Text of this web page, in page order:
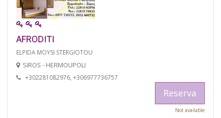
AFRODITI
ELPIDA MOYSI STERGIOTOU
SIROS - HERMOUPOLI
+302281082976, +306977736757
Reserva
Not available